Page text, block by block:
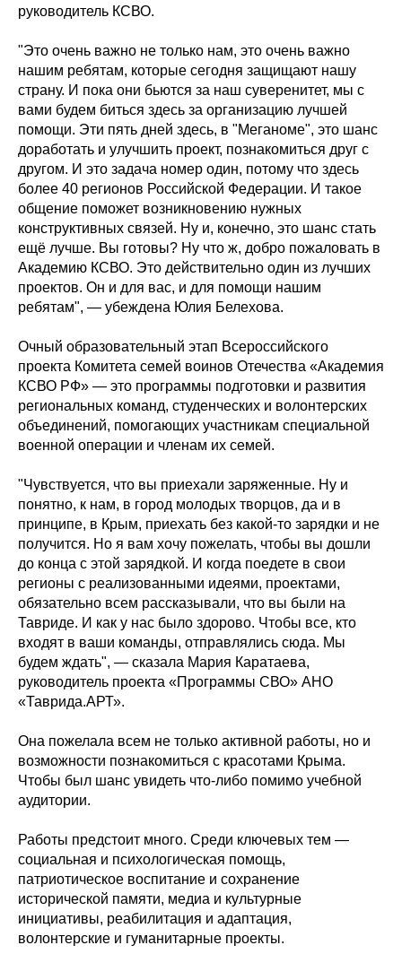
руководитель КСВО.
"Это очень важно не только нам, это очень важно
нашим ребятам, которые сегодня защищают нашу
страну. И пока они бьются за наш суверенитет, мы с
вами будем биться здесь за организацию лучшей
помощи. Эти пять дней здесь, в "Меганоме", это шанс
доработать и улучшить проект, познакомиться друг с
другом. И это задача номер один, потому что здесь
более 40 регионов Российской Федерации. И такое
общение поможет возникновению нужных
конструктивных связей. Ну и, конечно, это шанс стать
ещё лучше. Вы готовы? Ну что ж, добро пожаловать в
Академию КСВО. Это действительно один из лучших
проектов. Он и для вас, и для помощи нашим
ребятам", — убеждена Юлия Белехова.
Очный образовательный этап Всероссийского
проекта Комитета семей воинов Отечества «Академия
КСВО РФ» — это программы подготовки и развития
региональных команд, студенческих и волонтерских
объединений, помогающих участникам специальной
военной операции и членам их семей.
"Чувствуется, что вы приехали заряженные. Ну и
понятно, к нам, в город молодых творцов, да и в
принципе, в Крым, приехать без какой-то зарядки и не
получится. Но я вам хочу пожелать, чтобы вы дошли
до конца с этой зарядкой. И когда поедете в свои
регионы с реализованными идеями, проектами,
обязательно всем рассказывали, что вы были на
Тавриде. И как у нас было здорово. Чтобы все, кто
входят в ваши команды, отправлялись сюда. Мы
будем ждать", — сказала Мария Каратаева,
руководитель проекта «Программы СВО» АНО
«Таврида.АРТ».
Она пожелала всем не только активной работы, но и
возможности познакомиться с красотами Крыма.
Чтобы был шанс увидеть что-либо помимо учебной
аудитории.
Работы предстоит много. Среди ключевых тем —
социальная и психологическая помощь,
патриотическое воспитание и сохранение
исторической памяти, медиа и культурные
инициативы, реабилитация и адаптация,
волонтерские и гуманитарные проекты.